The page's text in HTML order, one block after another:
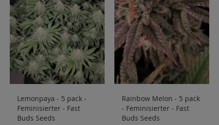
Sale
Blog
Lemonpaya - 5 pack -
Feminisierter - Fast
Buds Seeds
Rainbow Melon - 5 pack
- Feminisierter - Fast
Buds Seeds